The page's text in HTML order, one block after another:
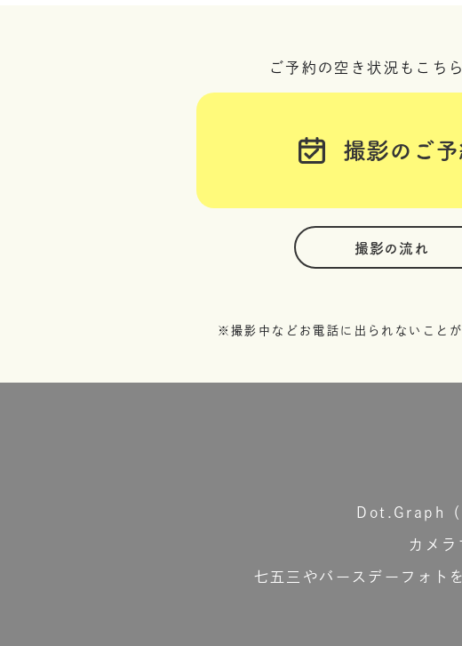
ご予約の空き状況もこち
撮影のご予
撮影の流れ
※撮影中などお電話に出られないこと
Dot.Graph（
カメラ
七五三やバースデーフォト